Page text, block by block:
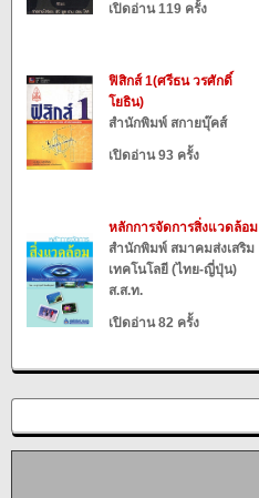
เปิดอ่าน 119 ครั้ง
ฟิสิกส์ 1(ศรีธน วรศักดิ์
โยธิน)
สำนักพิมพ์ สกายบุ๊คส์
เปิดอ่าน 93 ครั้ง
หลักการจัดการสิ่งแวดล้อม
สำนักพิมพ์ สมาคมส่งเสริม
เทคโนโลยี (ไทย-ญี่ปุ่น)
ส.ส.ท.
เปิดอ่าน 82 ครั้ง